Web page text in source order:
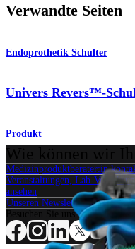
Verwandte Seiten
Endoprothetik Schulter
Univers Revers™-
Produkt
Medizinproduktberater:in
Veranstaltungen, Lab-
ansehen
Unseren Newsletter abonnieren
Besuchen Sie uns